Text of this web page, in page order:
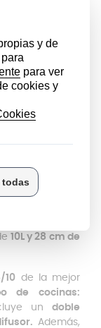
10L y 28 cm de
10 de la mejor
de cocinas:
un doble
Además,